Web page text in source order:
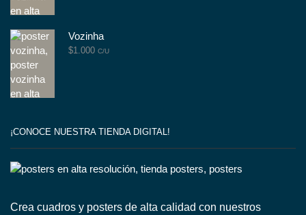
Vozinha
$1.000 C/U
¡CONOCE NUESTRA TIENDA DIGITAL!
Crea cuadros y posters de alta calidad con nuestros